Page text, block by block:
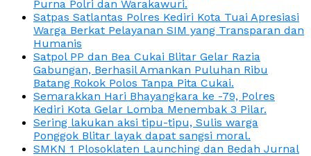
Purna Polri dan Warakawuri.
Satpas Satlantas Polres Kediri Kota Tuai Apresiasi
Warga Berkat Pelayanan SIM yang Transparan dan
Humanis
Satpol PP dan Bea Cukai Blitar Gelar Razia
Gabungan, Berhasil Amankan Puluhan Ribu
Batang Rokok Polos Tanpa Pita Cukai.
Semarakkan Hari Bhayangkara ke -79, Polres
Kediri Kota Gelar Lomba Menembak 3 Pilar.
Sering lakukan aksi tipu-tipu, Sulis warga
Ponggok Blitar layak dapat sangsi moral.
SMKN 1 Plosoklaten Launching dan Bedah Jurnal